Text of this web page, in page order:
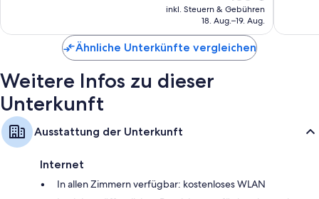
Preis
beträgt
inkl. Steuern & Gebühren
18. Aug.–19. Aug.
Ähnliche Unterkünfte vergleichen
Weitere Infos zu dieser
Unterkunft
Ausstattung der Unterkunft
Internet
In allen Zimmern verfügbar: kostenloses WLAN